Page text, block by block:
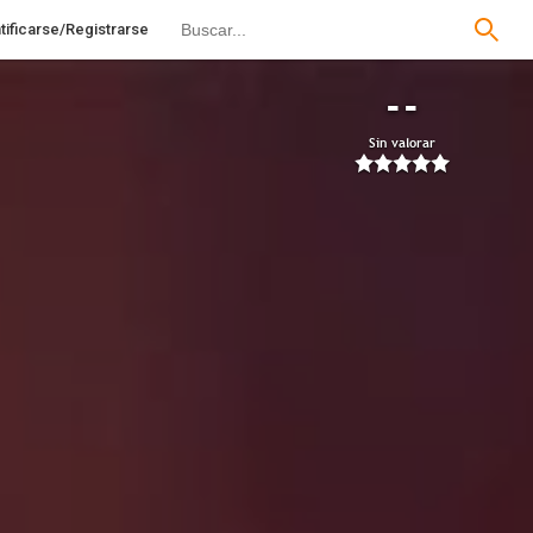
Registrarse
--
Sin valorar